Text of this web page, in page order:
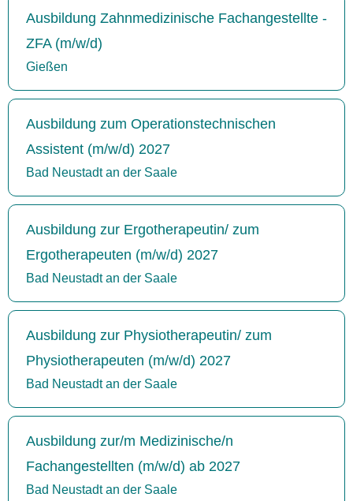
Ausbildung Zahnmedizinische Fachangestellte -
ZFA (m/w/d)
Gießen
Ausbildung zum Operationstechnischen
Assistent (m/w/d) 2027
Bad Neustadt an der Saale
Ausbildung zur Ergotherapeutin/ zum
Ergotherapeuten (m/w/d) 2027
Bad Neustadt an der Saale
Ausbildung zur Physiotherapeutin/ zum
Physiotherapeuten (m/w/d) 2027
Bad Neustadt an der Saale
Ausbildung zur/m Medizinische/n
Fachangestellten (m/w/d) ab 2027
Bad Neustadt an der Saale